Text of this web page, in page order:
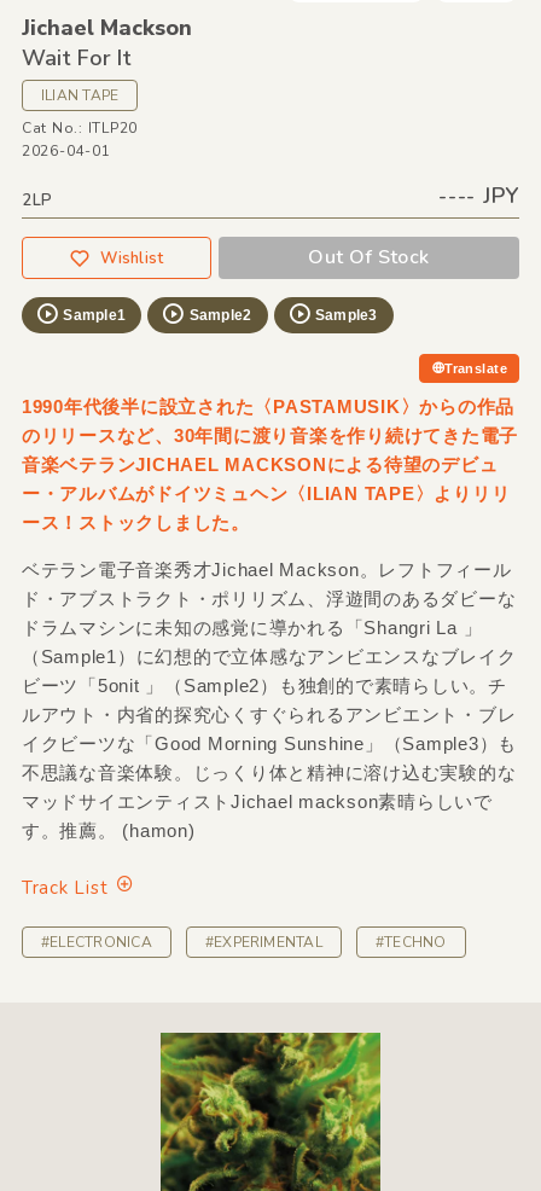
Jichael Mackson
Wait For It
ILIAN TAPE
Cat No.: ITLP20
2026-04-01
2LP ---- JPY
Wishlist Out Of Stock
Sample1 Sample2 Sample3
Translate
1990年代後半に設立された〈PASTAMUSIK〉からの作品
のリリースなど、30年間に渡り音楽を作り続けてきた電子
音楽ベテランJICHAEL MACKSONによる待望のデビュ
ー・アルバムがドイツミュヘン〈ILIAN TAPE〉よりリリ
ース！ストックしました。
ベテラン電子音楽秀才Jichael Mackson。レフトフィール
ド・アブストラクト・ポリリズム、浮遊間のあるダビーな
ドラムマシンに未知の感覚に導かれる「Shangri La 」
（Sample1）に幻想的で立体感なアンビエンスなブレイク
ビーツ「5onit 」（Sample2）も独創的で素晴らしい。チ
ルアウト・内省的探究心くすぐられるアンビエント・ブレ
イクビーツな「Good Morning Sunshine」（Sample3）も
不思議な音楽体験。じっくり体と精神に溶け込む実験的な
マッドサイエンティストJichael mackson素晴らしいで
す。推薦。 (hamon)
Track List
#ELECTRONICA #EXPERIMENTAL #TECHNO